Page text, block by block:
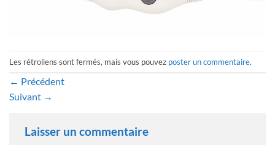
Les rétroliens sont fermés, mais vous pouvez poster un commentaire.
← Précédent
Suivant →
Laisser un commentaire